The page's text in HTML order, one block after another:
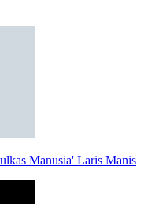
Manusia' Laris Manis